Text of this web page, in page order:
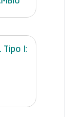
I: